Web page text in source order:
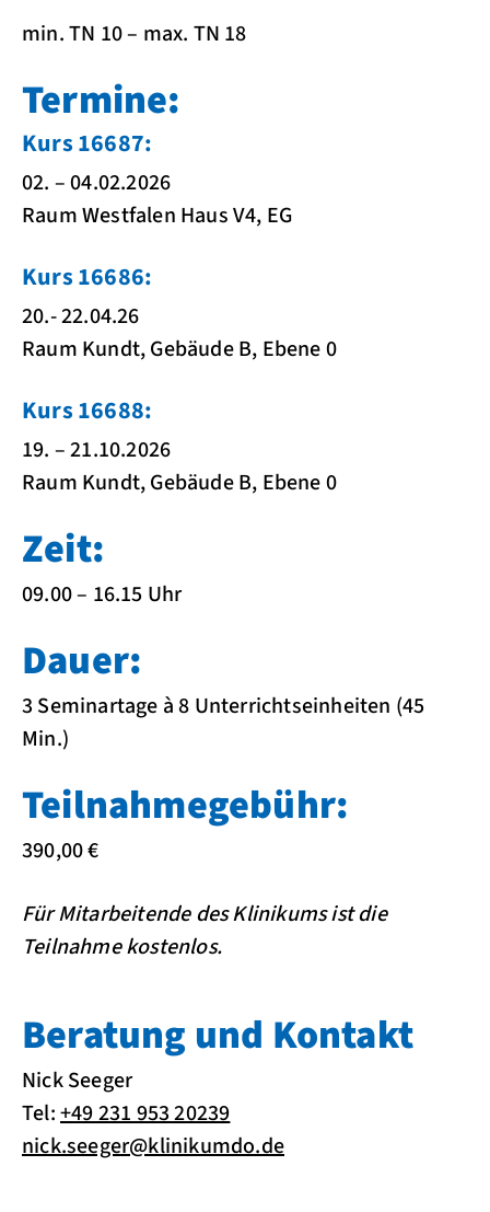
min. TN 10 – max. TN 18
Termine:
Kurs 16687:
02. – 04.02.2026
Raum Westfalen Haus V4, EG
Kurs 16686:
20.- 22.04.26
Raum Kundt, Gebäude B, Ebene 0
Kurs 16688:
19. – 21.10.2026
Raum Kundt, Gebäude B, Ebene 0
Zeit:
09.00 – 16.15 Uhr
Dauer:
3 Seminartage à 8 Unterrichtseinheiten (45
Min.)
Teilnahmegebühr:
390,00 €
Für Mitarbeitende des Klinikums ist die
Teilnahme kostenlos.
Beratung und Kontakt
Nick Seeger
Tel:+49 231 953 20239
nick.seeger@klinikumdo.de